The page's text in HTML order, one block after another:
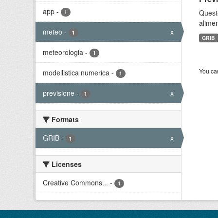
app - 1
meteo - 1 x
meteorologia - 1
modellistica numerica - 1
previsione - 1 x
Formats
GRIB - 1 x
Licenses
Creative Commons... - 1
GRIB
You